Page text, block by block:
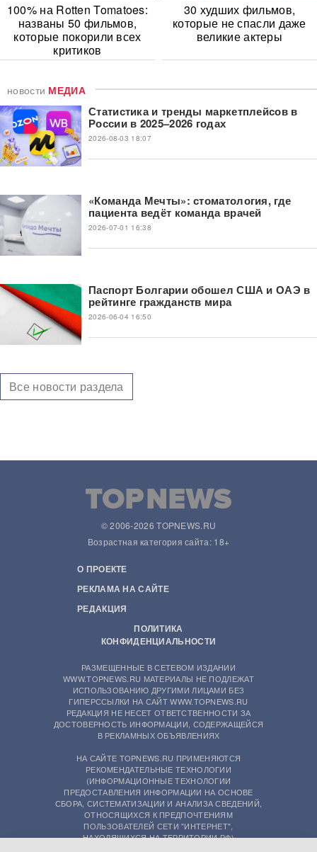
100% на Rotten Tomatoes:
названы 50 фильмов,
которые покорили всех
критиков
30 худших фильмов,
которые не спасли даже
великие актеры
новости МЕДИА
Статистика и тренды маркетплейсов в
России в 2025–2026 годах
2026-08-03 18:07
«Команда Мечты»: стоматология, где
пациента ведёт команда врачей
2026-07-01 16:38
Паспорт Болгарии обошел США и ОАЭ в
рейтинге гражданств мира
2026-06-04 16:50
Все новости раздела
© 2006-2026 TOPNEWS.RU
Возрастная категория сайта: 18+
О ПРОЕКТЕ
РЕКЛАМА НА САЙТЕ
РЕДАКЦИЯ
ПОЛИТИКА
КОНФИДЕНЦИАЛЬНОСТИ
РАЗМЕЩЕННЫЕ В СЕТЕВОМ ИЗДАНИИ
WWW.TOPNEWS.RU МАТЕРИАЛЫ НЕ ПОДЛЕЖАТ
ИСПОЛЬЗОВАНИЮ ДРУГИМИ ЛИЦАМИ БЕЗ
ГИПЕРССЫЛКИ НА САЙТ WWW.TOPNEWS.RU
РЕДАКЦИЯ НЕ НЕСЕТ ОТВЕТСТВЕННОСТИ ЗА
ДОСТОВЕРНОСТЬ ИНФОРМАЦИИ, СОДЕРЖАЩЕЙСЯ
В РЕКЛАМНЫХ ОБЪЯВЛЕНИЯХ
НА САЙТЕ TOPNEWS.RU ПРИМЕНЯЮТСЯ
РЕКОМЕНДАТЕЛЬНЫЕ ТЕХНОЛОГИИ
(ИНФОРМАЦИОННЫЕ ТЕХНОЛОГИИ
ПРЕДОСТАВЛЕНИЯ ИНФОРМАЦИИ НА ОСНОВЕ
СБОРА, СИСТЕМАТИЗАЦИИ И АНАЛИЗА СВЕДЕНИЙ,
ОТНОСЯЩИХСЯ К ПРЕДПОЧТЕНИЯМ
ПОЛЬЗОВАТЕЛЕЙ СЕТИ "ИНТЕРНЕТ",
НАХОДЯЩИХСЯ НА ТЕРРИТОРИИ РФ)